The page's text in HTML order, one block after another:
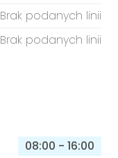
Brak podanych linii
Brak podanych linii
08:00 - 16:00